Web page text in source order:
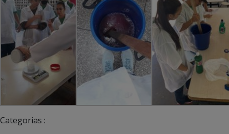
Categorias :